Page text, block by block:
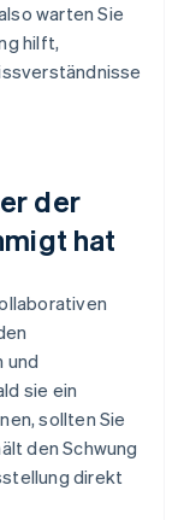
warten Sie
hilft,
der
hat
und
sie ein
sollten Sie
den Schwung
direkt